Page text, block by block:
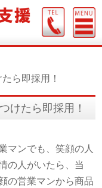
ら即採用！
けたら即採用！
マンでも、笑顔の人
の人がいたら、当
の営業マンから商品